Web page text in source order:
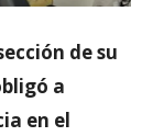
de su
a
en el